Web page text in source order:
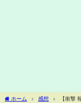
ホーム 感想
【衝撃